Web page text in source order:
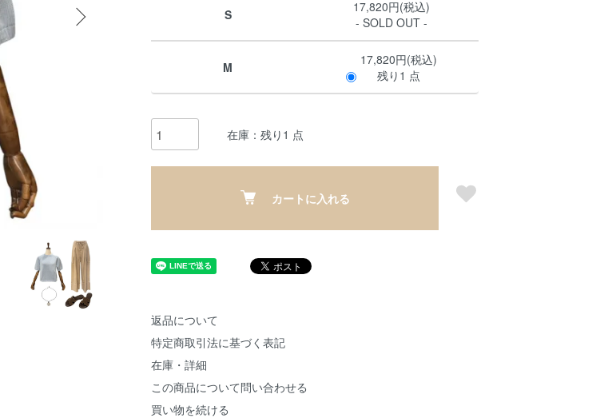
S
17,820円(税込)
- SOLD OUT -
M
17,820円(税込)
残り1 点
在庫：残り1 点
カートに入れる
返品について
特定商取引法に基づく表記
在庫・詳細
この商品について問い合わせる
買い物を続ける